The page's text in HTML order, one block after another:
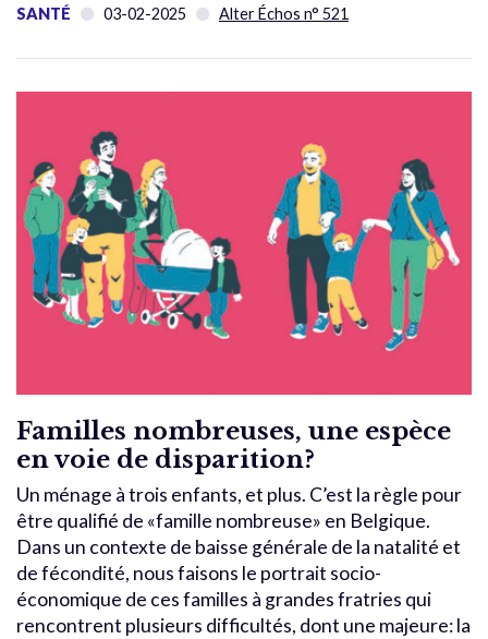
SANTÉ 03-02-2025 Alter Échos n° 521
Familles nombreuses, une espèce
en voie de disparition?
Un ménage à trois enfants, et plus. C’est la règle pour
être qualifié de «famille nombreuse» en Belgique.
Dans un contexte de baisse générale de la natalité et
de fécondité, nous faisons le portrait socio-
économique de ces familles à grandes fratries qui
rencontrent plusieurs difficultés, dont une majeure: la